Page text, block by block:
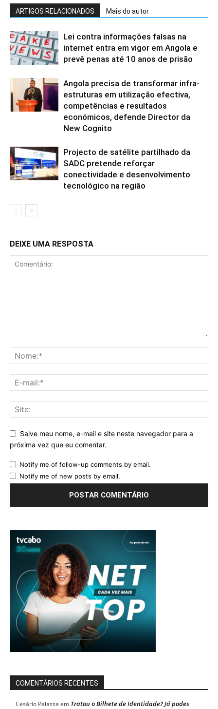
ARTIGOS RELACIONADOS Mais do autor
Lei contra informações falsas na
internet entra em vigor em Angola e
prevê penas até 10 anos de prisão
Angola precisa de transformar infra-
estruturas em utilização efectiva,
competências e resultados
económicos, defende Director da
New Cognito
Projecto de satélite partilhado da
SADC pretende reforçar
conectividade e desenvolvimento
tecnológico na região
DEIXE UMA RESPOSTA
Salve meu nome, e-mail e site neste navegador para a
próxima vez que eu comentar.
Notify me of follow-up comments by email.
Notify me of new posts by email.
COMENTÁRIOS RECENTES
Cesário Palassa em Tratou o Bilhete de Identidade? Já podes